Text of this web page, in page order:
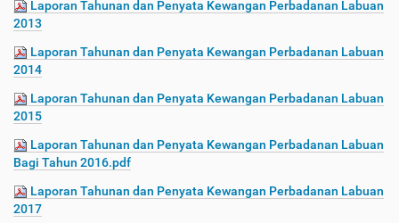
Laporan Tahunan dan Penyata Kewangan Perbadanan Labuan
2013
Laporan Tahunan dan Penyata Kewangan Perbadanan Labuan
2014
Laporan Tahunan dan Penyata Kewangan Perbadanan Labuan
2015
Laporan Tahunan dan Penyata Kewangan Perbadanan Labuan
Bagi Tahun 2016.pdf
Laporan Tahunan dan Penyata Kewangan Perbadanan Labuan
2017